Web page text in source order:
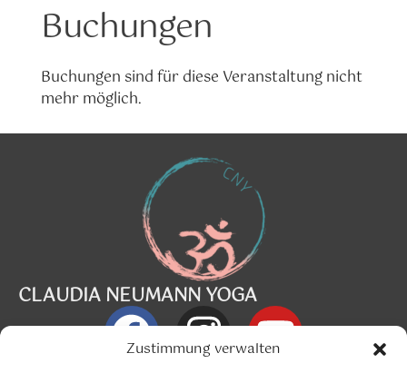
Zustimmung verwalten
Buchungen
Buchungen sind für diese Veranstaltung nicht
mehr möglich.
CLAUDIA NEUMANN YOGA